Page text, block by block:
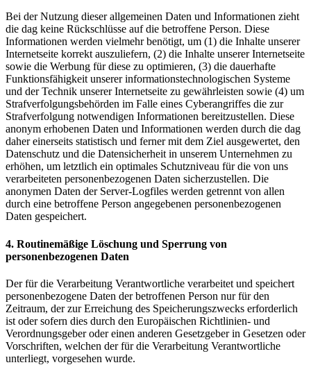
Bei der Nutzung dieser allgemeinen Daten und Informationen zieht
die dag keine Rückschlüsse auf die betroffene Person. Diese
Informationen werden vielmehr benötigt, um (1) die Inhalte unserer
Internetseite korrekt auszuliefern, (2) die Inhalte unserer Internetseite
sowie die Werbung für diese zu optimieren, (3) die dauerhafte
Funktionsfähigkeit unserer informationstechnologischen Systeme
und der Technik unserer Internetseite zu gewährleisten sowie (4) um
Strafverfolgungsbehörden im Falle eines Cyberangriffes die zur
Strafverfolgung notwendigen Informationen bereitzustellen. Diese
anonym erhobenen Daten und Informationen werden durch die dag
daher einerseits statistisch und ferner mit dem Ziel ausgewertet, den
Datenschutz und die Datensicherheit in unserem Unternehmen zu
erhöhen, um letztlich ein optimales Schutzniveau für die von uns
verarbeiteten personenbezogenen Daten sicherzustellen. Die
anonymen Daten der Server-Logfiles werden getrennt von allen
durch eine betroffene Person angegebenen personenbezogenen
Daten gespeichert.
4. Routinemäßige Löschung und Sperrung von
personenbezogenen Daten
Der für die Verarbeitung Verantwortliche verarbeitet und speichert
personenbezogene Daten der betroffenen Person nur für den
Zeitraum, der zur Erreichung des Speicherungszwecks erforderlich
ist oder sofern dies durch den Europäischen Richtlinien- und
Verordnungsgeber oder einen anderen Gesetzgeber in Gesetzen oder
Vorschriften, welchen der für die Verarbeitung Verantwortliche
unterliegt, vorgesehen wurde.